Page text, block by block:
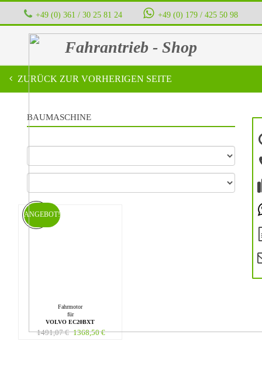
+49 (0) 361 / 30 25 81 24 ‭ ‭ ‭ ‭ +49 (0) 179 / 425 50 98
Fahrantrieb - Shop
ZURÜCK ZUR VORHERIGEN SEITE
BAUMASCHINE
Fahrmotor
für
VOLVO EC20BXT
1491,07€ 1368,50€
ANGEBOT!